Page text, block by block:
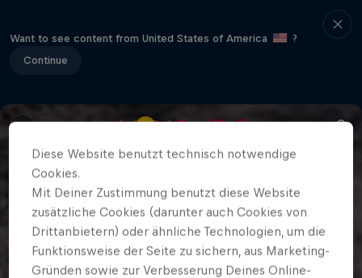
Want to see content from United States of America
?
Continue
Diese Website benutzt technisch notwendige
Cookies.
Mit Deiner Zustimmung benutzt diese Website
zusätzliche Cookies (darunter auch Cookies von
Drittanbietern) oder ähnliche Technologien, um die
Funktionsweise der Seite zu sichern, aus Marketing-
Gründen sowie zur Verbesserung Deines Online-